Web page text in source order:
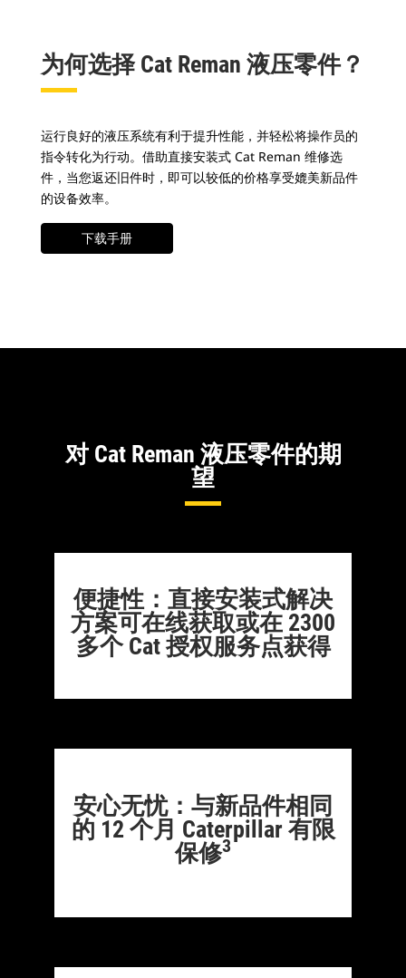
为何选择 Cat Reman 液压零件？
运行良好的液压系统有利于提升性能，并轻松将操作员的
指令转化为行动。借助直接安装式 Cat Reman 维修选
件，当您返还旧件时，即可以较低的价格享受媲美新品件
的设备效率。
下载手册
对 Cat Reman 液压零件的期
望
便捷性：直接安装式解决
方案可在线获取或在 2300
多个 Cat 授权服务点获得
安心无忧：与新品件相同
的 12 个月 Caterpillar 有限
保修3